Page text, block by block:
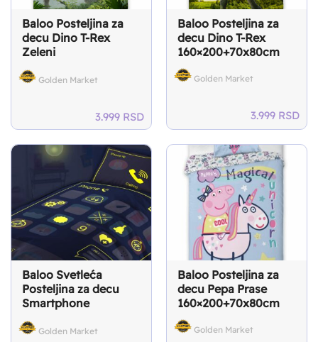
Baloo Posteljina za
decu Dino T-Rex
Zeleni
Golden Market
3.999 RSD
Baloo Posteljina za
decu Dino T-Rex
160×200+70x80cm
Golden Market
3.999 RSD
Baloo Svetleća
Posteljina za decu
Smartphone
160×200+70x80cm
Golden Market
Baloo Posteljina za
decu Pepa Prase
160×200+70x80cm
Golden Market